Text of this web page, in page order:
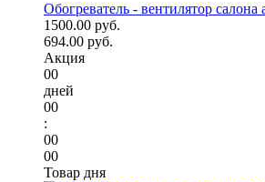
Обогреватель - вентилятор салона
1500.00 руб.
694.00 руб.
Акция
00
дней
00
:
00
00
Товар дня